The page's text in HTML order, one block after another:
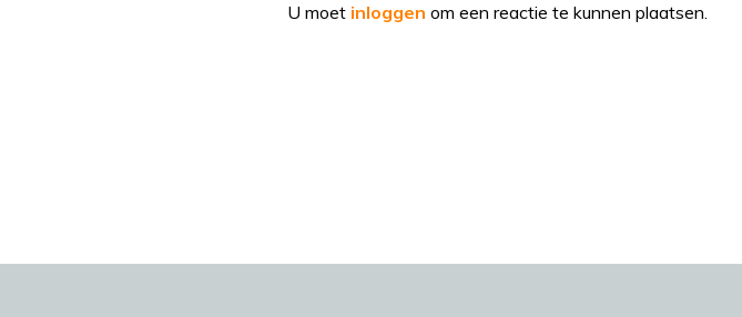
U moet inloggen om een reactie te kunnen plaatsen.